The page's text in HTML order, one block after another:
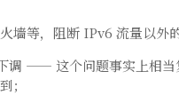
墙等，阻断 IPv6 流量以外的
调 —— 这个问题事实上相当
；